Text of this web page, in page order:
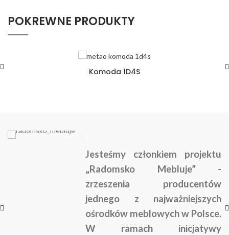
POKREWNE PRODUKTY
Komoda 1D4S
Jesteśmy członkiem projektu
„Radomsko Mebluje” -
zrzeszenia producentów
jednego z najważniejszych
ośrodków meblowych w Polsce.
W ramach inicjatywy